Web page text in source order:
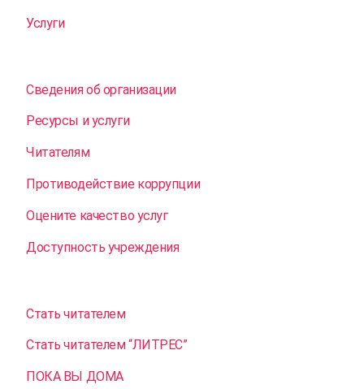
Услуги
Сведения об организации
Ресурсы и услуги
Читателям
Противодействие коррупции
Оцените качество услуг
Доступность учреждения
Стать читателем
Стать читателем “ЛИТРЕС”
ПОКА ВЫ ДОМА